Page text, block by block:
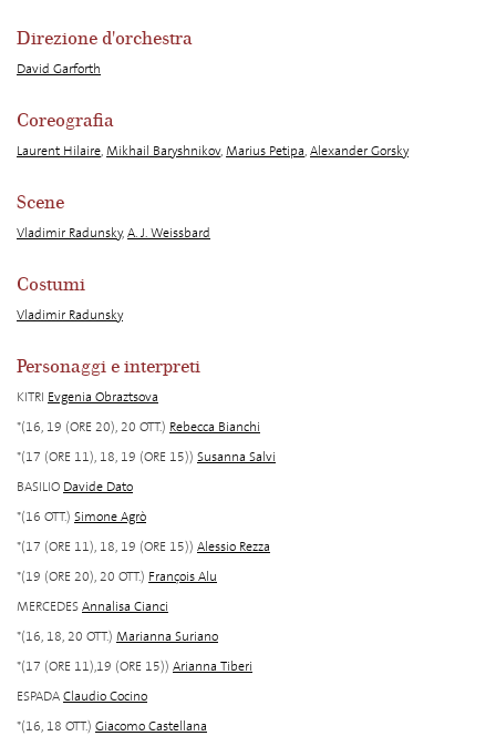
Direzione d'orchestra
David Garforth
Coreografia
Laurent Hilaire,Mikhail Baryshnikov,Marius Petipa,Alexander Gorsky
Scene
Vladimir Radunsky,A. J. Weissbard
Costumi
Vladimir Radunsky
Personaggi e interpreti
KITRI Evgenia Obraztsova
*(16, 19 (ORE 20), 20 OTT.) Rebecca Bianchi
*(17 (ORE 11), 18, 19 (ORE 15)) Susanna Salvi
BASILIO Davide Dato
*(16 OTT.) Simone Agrò
*(17 (ORE 11), 18, 19 (ORE 15)) Alessio Rezza
*(19 (ORE 20), 20 OTT.) François Alu
MERCEDESAnnalisa Cianci
*(16, 18, 20 OTT.) Marianna Suriano
*(17 (ORE 11),19 (ORE 15)) Arianna Tiberi
ESPADAClaudio Cocino
*(16, 18 OTT.) Giacomo Castellana